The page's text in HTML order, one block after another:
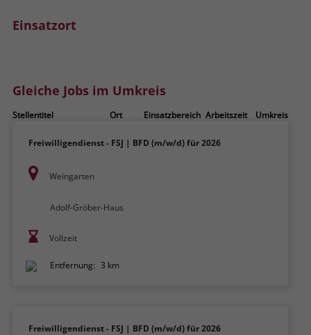
Einsatzort
Gleiche Jobs im Umkreis
Stellentitel Ort Einsatzbereich Arbeitszeit Umkreis
Freiwilligendienst - FSJ | BFD (m/w/d) für 2026
Weingarten
Adolf-Gröber-Haus
Vollzeit
Entfernung: 3 km
Freiwilligendienst - FSJ | BFD (m/w/d) für 2026